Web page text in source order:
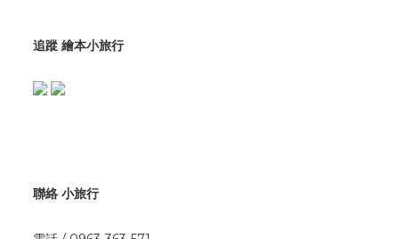
追蹤 繪本小旅行
聯絡 小旅行